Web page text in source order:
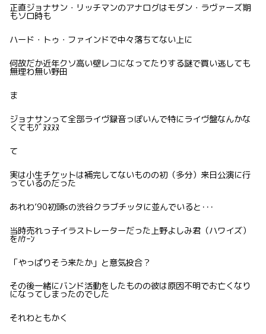
正直ジョナサン・リッチマンのアナログはモダン・ラヴァーズ期
もソロ時も
ハード・トゥ・ファインドで中々落ちてない上に
何故だか近年クソ高い壁レコになってたりする謎で買い逃しても
無理わ無い野田
ま
ジョナサンって全部ライヴ録音っぽいんで特にライヴ盤なんかな
くてもｸﾞﾇﾇﾇﾇ
て
実は小生チケットは補完してないものの初（多分）来日公演に行
っているのだった
あれわ’90初頭sの渋谷クラブチッタに並んでいると･･･
当時売れっ子イラストレーターだった上野よしみ君（ハワイズ）
をﾊｹｰﾝ
「やっぱりそう来たか」と意気投合？
その後一緒にバンド活動をしたものの彼は原因不明でお亡くなり
になってしまったのでした
それわともかく